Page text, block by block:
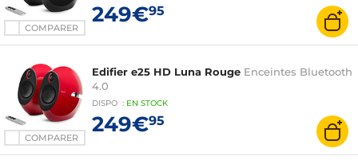
COMPARER
249€95
COMPARER
Edifier e25 HD Luna Rouge Enceintes Bluetooth
4.0
DISPO : EN STOCK
249€95